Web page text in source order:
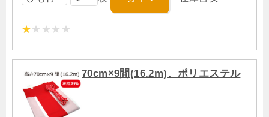
70cm×9間(16.2m)、ポリエステル